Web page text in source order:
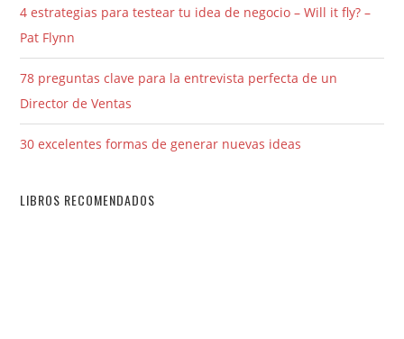
4 estrategias para testear tu idea de negocio – Will it fly? –
Pat Flynn
78 preguntas clave para la entrevista perfecta de un
Director de Ventas
30 excelentes formas de generar nuevas ideas
LIBROS RECOMENDADOS